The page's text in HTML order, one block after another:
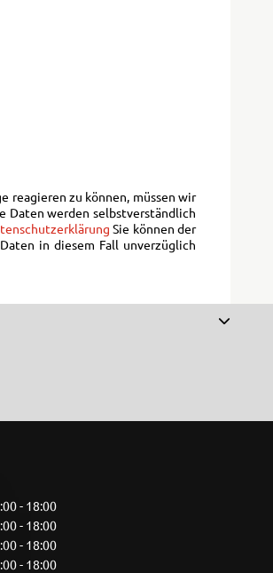
reagieren zu können, müssen wir
Daten werden selbstverständlich
Sie können der
in diesem Fall unverzüglich
- 18:00
- 18:00
- 18:00
- 18:00